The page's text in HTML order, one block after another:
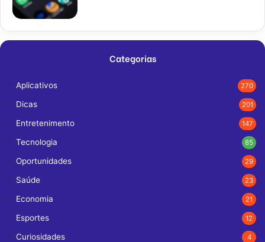
Categorias
Aplicativos 270
Dicas 201
Entretenimento 147
Tecnologia 85
Oportunidades 29
Saúde 23
Economia 21
Esportes 12
Curiosidades 4